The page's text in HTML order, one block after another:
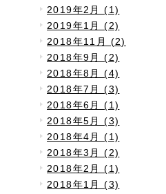
2019年2月 (1)
2019年1月 (2)
2018年11月 (2)
2018年9月 (2)
2018年8月 (4)
2018年7月 (3)
2018年6月 (1)
2018年5月 (3)
2018年4月 (1)
2018年3月 (2)
2018年2月 (1)
2018年1月 (3)